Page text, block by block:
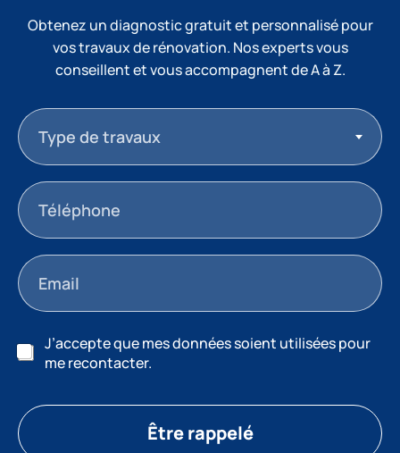
Obtenez un diagnostic gratuit et personnalisé pour
vos travaux de rénovation. Nos experts vous
conseillent et vous accompagnent de A à Z.
Type de travaux
J’accepte que mes données soient utilisées pour
me recontacter.
Être rappelé